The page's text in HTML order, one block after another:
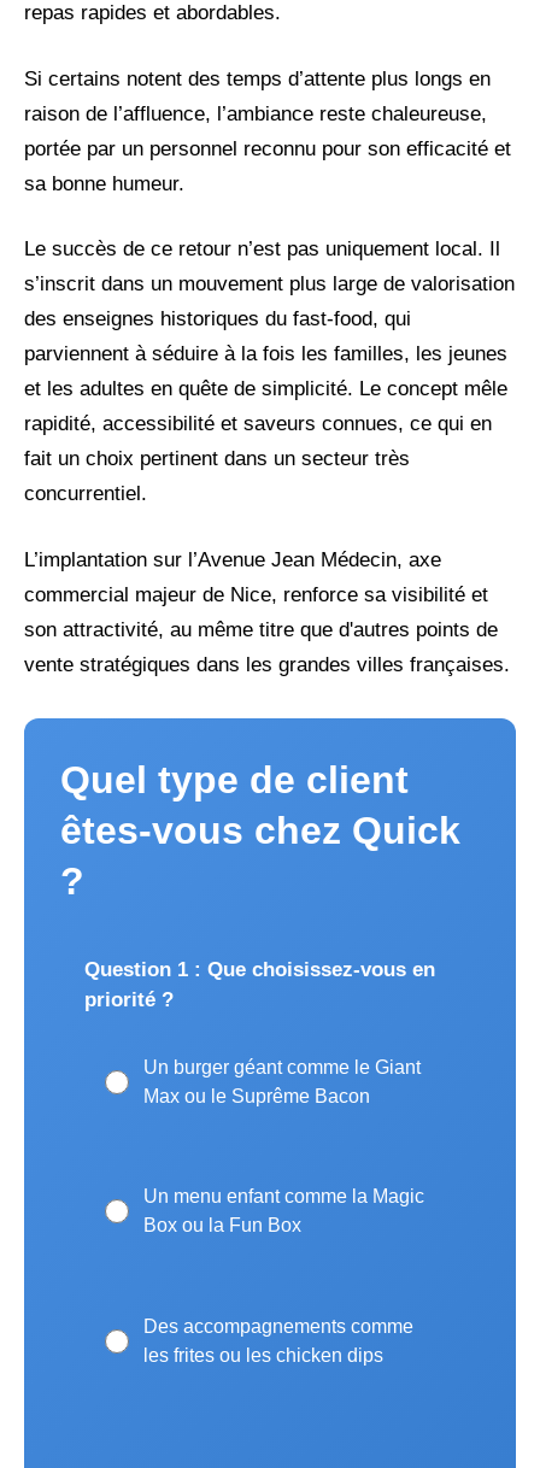
repas rapides et abordables.
Si certains notent des temps d’attente plus longs en
raison de l’affluence, l’ambiance reste chaleureuse,
portée par un personnel reconnu pour son efficacité et
sa bonne humeur.
Le succès de ce retour n’est pas uniquement local. Il
s’inscrit dans un mouvement plus large de valorisation
des enseignes historiques du fast-food, qui
parviennent à séduire à la fois les familles, les jeunes
et les adultes en quête de simplicité. Le concept mêle
rapidité, accessibilité et saveurs connues, ce qui en
fait un choix pertinent dans un secteur très
concurrentiel.
L’implantation sur l’Avenue Jean Médecin, axe
commercial majeur de Nice, renforce sa visibilité et
son attractivité, au même titre que d'autres points de
vente stratégiques dans les grandes villes françaises.
Quel type de client
êtes-vous chez Quick
?
Question 1 : Que choisissez-vous en
priorité ?
Un burger géant comme le Giant
Max ou le Suprême Bacon
Un menu enfant comme la Magic
Box ou la Fun Box
Des accompagnements comme
les frites ou les chicken dips